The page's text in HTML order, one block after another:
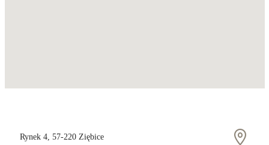
Rynek 4, 57-220 Ziębice